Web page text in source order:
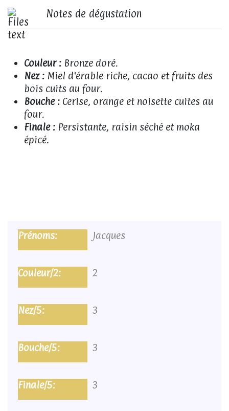
Notes de dégustation
Couleur : Bronze doré.
Nez : Miel d'érable riche, cacao et fruits des
bois cuits au four.
Bouche : Cerise, orange et noisette cuites au
four.
Finale : Persistante, raisin séché et moka
épicé.
Jacques
2
3
3
3